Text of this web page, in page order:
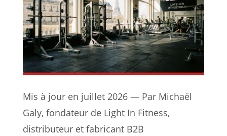
Mis à jour en juillet 2026 — Par Michaël
Galy, fondateur de Light In Fitness,
distributeur et fabricant B2B